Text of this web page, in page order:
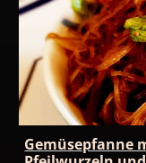
Gemüsepfanne